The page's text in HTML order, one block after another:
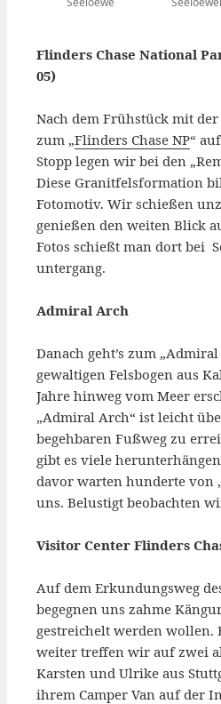
Flinders Chase National
05)
Nach dem Frühstück mit
zum „Flinders Chase NP“
Stopp legen wir bei den
Diese Granitfelsformation
Fotomotiv. Wir schießen
genießen den weiten Blick
Fotos schießt man dort bei
untergang.
Admiral Arch
Danach geht’s zum
gewaltigen Felsbogen aus
Jahre hinweg vom Meer
„Admiral Arch“ ist leicht
begehbaren Fußweg zu
gibt es viele
davor warten hunderte von
uns. Belustigt beobachten
Visitor Center Flinders
Auf dem Erkundungsweg
begegnen uns zahme
gestreichelt werden wollen.
weiter treffen wir auf zwei
Karsten und Ulrike aus
ihrem Camper Van auf der